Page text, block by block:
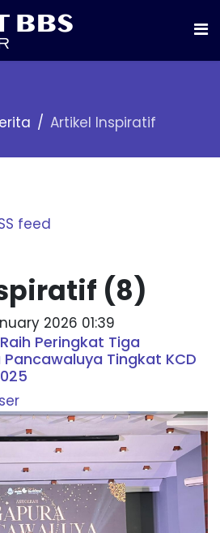
Artikel Inspiratif
feed
(8)
2026 01:39
Peringkat Tiga
Tingkat KCD